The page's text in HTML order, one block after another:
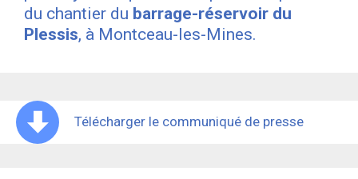
du chantier du barrage-réservoir du
Plessis, à Montceau-les-Mines.
Télécharger le communiqué de presse